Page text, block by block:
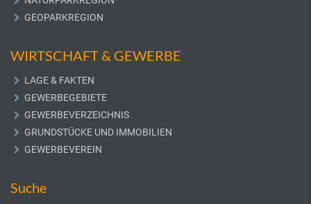
GEOPARKREGION
WIRTSCHAFT & GEWERBE
LAGE & FAKTEN
GEWERBEGEBIETE
GEWERBEVERZEICHNIS
GRUNDSTÜCKE UND IMMOBILIEN
GEWERBEVEREIN
Suche